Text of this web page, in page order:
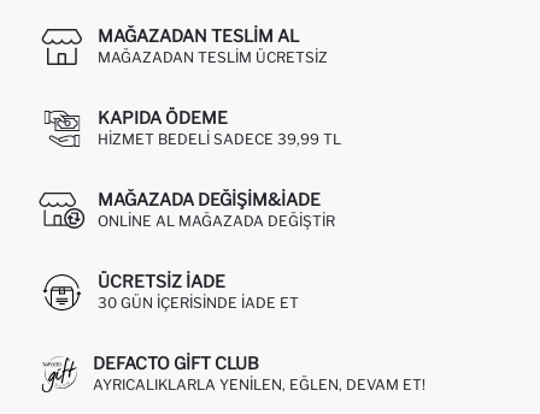
MAĞAZADAN TESLIM AL
MAĞAZADAN TESLIM ÜCRETSIZ
KAPIDA ÖDEME
HIZMET BEDELI SADECE 39,99 TL
MAĞAZADA DEĞIŞIM&İADE
ONLINE AL MAĞAZADA DEĞIŞTIR
ÜCRETSIZ IADE
30 GÜN IÇERISINDE IADE ET
DEFACTO GIFT CLUB
AYRICALIKLARLA YENILEN, EĞLEN, DEVAM ET!